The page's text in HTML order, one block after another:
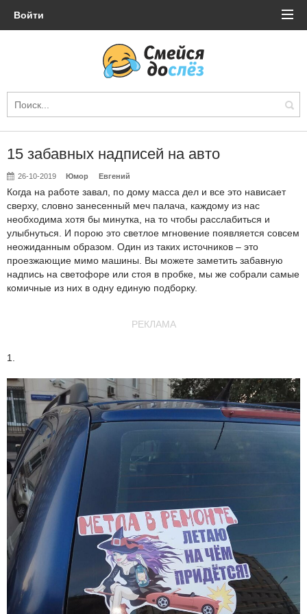
Войти
15 забавных надписей на авто
26-10-2019 Юмор Евгений
Когда на работе завал, по дому масса дел и все это нависает
сверху, словно занесенный меч палача, каждому из нас
необходима хотя бы минутка, на то чтобы расслабиться и
улыбнуться. И порою это светлое мгновение появляется совсем
неожиданным образом. Один из таких источников – это
проезжающие мимо машины. Вы можете заметить забавную
надпись на светофоре или стоя в пробке, мы же собрали самые
комичные из них в одну единую подборку.
РЕКЛАМА
1.